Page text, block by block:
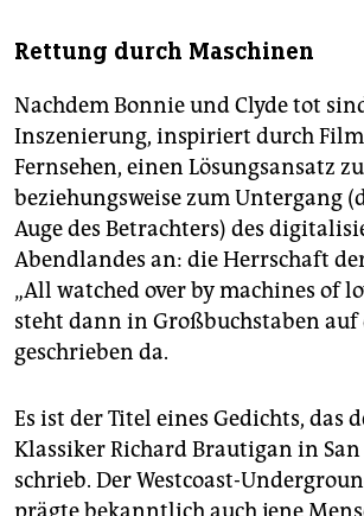
Rettung durch Maschinen
Nachdem Bonnie und Clyde tot
Inszenierung, inspiriert durch
Fernsehen, einen Lösungs­ansatz
beziehungsweise zum Untergang
Auge des Betrachters) des
Abendlandes an: die Herrschaft
„All watched over by machines of
steht dann in Großbuchstaben auf
geschrieben da.
Es ist der Titel eines Gedichts, das
Klassiker Richard Brautigan in San
schrieb. Der Westcoast-